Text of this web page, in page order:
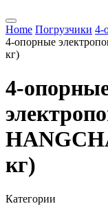
Home Погрузчики 4-
4-опорные
кг)
4-
кг)
Категории